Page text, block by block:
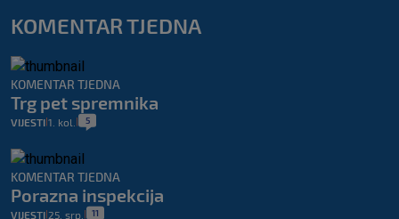
KOMENTAR TJEDNA
KOMENTAR TJEDNA
Trg pet spremnika
VIJESTI 1. kol. 5
KOMENTAR TJEDNA
Porazna inspekcija
VIJESTI 25. srp. 11